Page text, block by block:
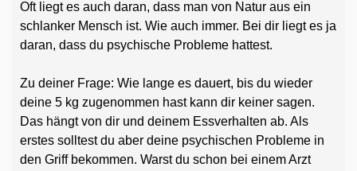
Oft liegt es auch daran, dass man von Natur aus ein
schlanker Mensch ist. Wie auch immer. Bei dir liegt es ja
daran, dass du psychische Probleme hattest.
Zu deiner Frage: Wie lange es dauert, bis du wieder
deine 5 kg zugenommen hast kann dir keiner sagen.
Das hängt von dir und deinem Essverhalten ab. Als
erstes solltest du aber deine psychischen Probleme in
den Griff bekommen. Warst du schon bei einem Arzt